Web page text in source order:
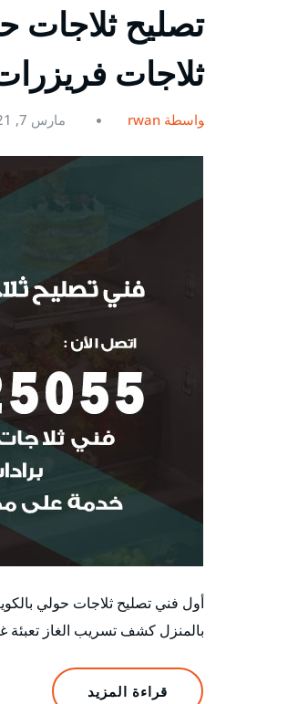
ثلاجات
بواسطة rwan مارس 7, 2021
أول فني تصليح ثلاجات حولي
بالمنزل كشف تسريب الغاز تعبئة
قراءة المزيد